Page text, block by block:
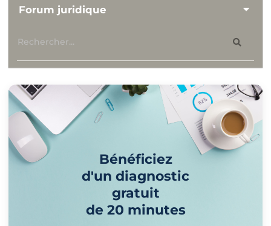
Forum juridique
Bénéficiez
d'un diagnostic
gratuit
de 20 minutes